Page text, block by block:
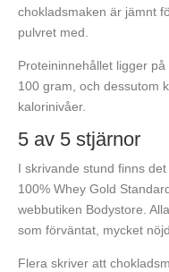
chokladsmaken är jämnt
pulvret med.
Proteininnehållet ligger
100 gram, och dessutom
kalorinivåer.
5 av 5 stjärnor
I skrivande stund finns
100% Whey Gold
webbutiken Bodystore.
som förväntat, mycket
Flera skriver att